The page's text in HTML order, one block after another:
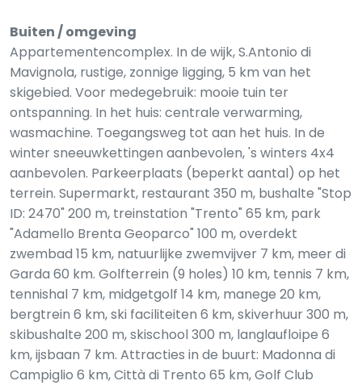
Buiten / omgeving
Appartementencomplex. In de wijk, S.Antonio di
Mavignola, rustige, zonnige ligging, 5 km van het
skigebied. Voor medegebruik: mooie tuin ter
ontspanning. In het huis: centrale verwarming,
wasmachine. Toegangsweg tot aan het huis. In de
winter sneeuwkettingen aanbevolen, 's winters 4x4
aanbevolen. Parkeerplaats (beperkt aantal) op het
terrein. Supermarkt, restaurant 350 m, bushalte "Stop
ID: 2470" 200 m, treinstation "Trento" 65 km, park
"Adamello Brenta Geoparco" 100 m, overdekt
zwembad 15 km, natuurlijke zwemvijver 7 km, meer di
Garda 60 km. Golfterrein (9 holes) 10 km, tennis 7 km,
tennishal 7 km, midgetgolf 14 km, manege 20 km,
bergtrein 6 km, ski faciliteiten 6 km, skiverhuur 300 m,
skibushalte 200 m, skischool 300 m, langlaufloipe 6
km, ijsbaan 7 km. Attracties in de buurt: Madonna di
Campiglio 6 km, Città di Trento 65 km, Golf Club